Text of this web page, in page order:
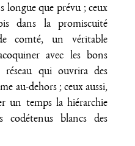
longue que prévu ; ceux
dans la promiscuité
comté, un véritable
avec les bons
qui ouvrira des
au-dehors ; ceux aussi,
un temps la hiérarchie
codétenus blancs des